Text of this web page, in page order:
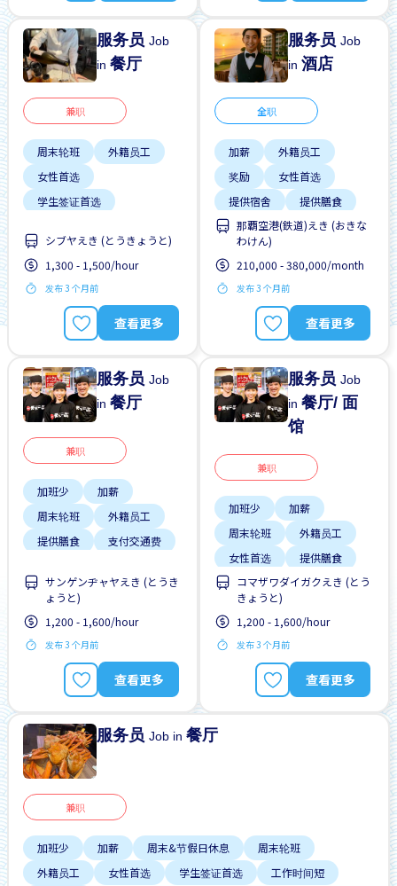
服务员Job
in餐厅
兼职
周末轮班
外籍员工
女性首选
学生签证首选
每周2-3天
シブヤえき (とうきょうと)
1,300 - 1,500/hour
发布 3 个月前
查看更多
服务员Job
in酒店
全职
加薪
外籍员工
奖励
女性首选
提供宿舍
提供膳食
晋升
男性首选
那覇空港(鉄道)えき (おきな
わけん)
210,000 - 380,000/month
发布 3 个月前
查看更多
服务员Job
in餐厅
兼职
加班少
加薪
周末轮班
外籍员工
提供膳食
支付交通费
有机会被录取全职工作
サンゲンヂャヤえき (とうき
ょうと)
1,200 - 1,600/hour
发布 3 个月前
查看更多
服务员Job
in餐厅/ 面
馆
兼职
加班少
加薪
周末轮班
外籍员工
女性首选
提供膳食
支付交通费
无需简历
晋升
コマザワダイガクえき (とう
きょうと)
1,200 - 1,600/hour
发布 3 个月前
查看更多
服务员Job in餐厅
兼职
加班少 加薪 周末&节假日休息
周末轮班
外籍员工
女性首选 学生签证首选 工作时间短